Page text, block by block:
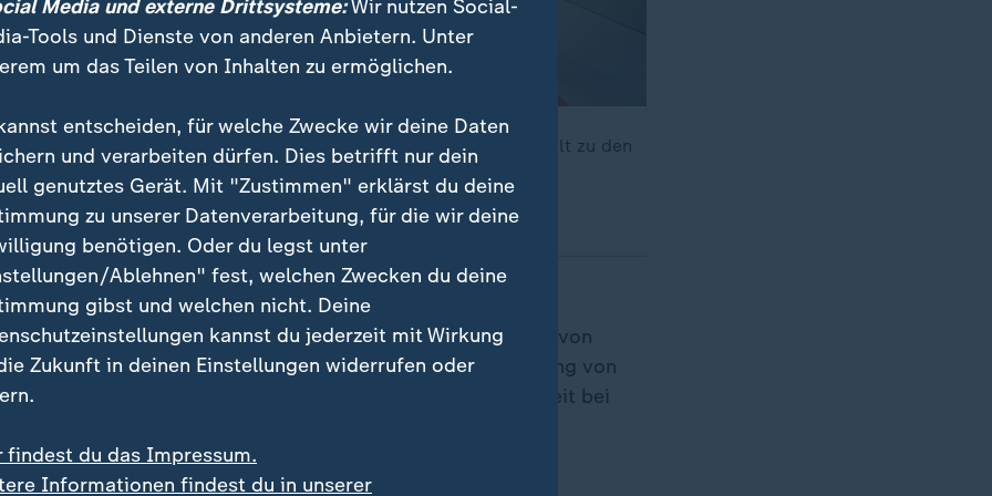
aus der Landtagswahl in Thüringen hervor. Auch das BSW zählt zu den
könnte mitregieren.
der Fall bei einer sogenannten nicht qualifizierten
der abgegebenen Stimmen. Diese ist nötig bei der Wahl von
und Staatsanwaltswahlausschusses, die der Berufung von
zustimmen müssen, oder wenn die Öffentlichkeit bei
werden soll.
Media und externe Drittsysteme:Wir nutzen Social-
Tools und Dienste von anderen Anbietern. Unter
um das Teilen von Inhalten zu ermöglichen.
entscheiden, für welche Zwecke wir deine Daten
und verarbeiten dürfen. Dies betrifft nur dein
genutztes Gerät. Mit "Zustimmen" erklärst du deine
zu unserer Datenverarbeitung, für die wir deine
benötigen. Oder du legst unter
Ablehnen" fest, welchen Zwecken du deine
gibst und welchen nicht. Deine
kannst du jederzeit mit Wirkung
Zukunft in deinen Einstellungen widerrufen oder
findest du das Impressum.
Informationen findest du in unserer